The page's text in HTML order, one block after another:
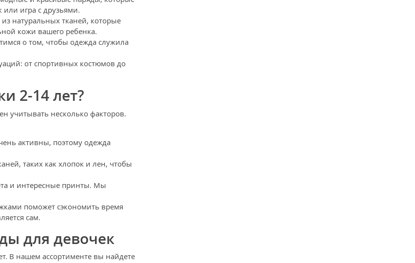
игра с друзьями.
натуральных тканей, которые
кожи вашего ребенка.
о том, чтобы одежда служила
от спортивных костюмов до
2-14 лет?
учитывать несколько факторов.
активны, поэтому одежда
таких как хлопок и лен, чтобы
и интересные принты. Мы
поможет сэкономить время
сам.
для девочек
В нашем ассортименте вы найдете